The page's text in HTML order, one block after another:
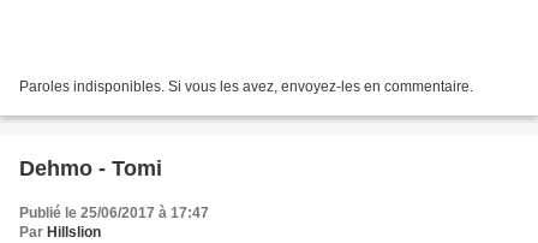
Paroles indisponibles. Si vous les avez, envoyez-les en commentaire.
Dehmo - Tomi
Publié le 25/06/2017 à 17:47
Par Hillslion